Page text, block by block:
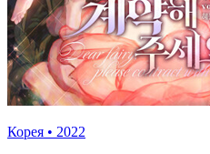
Корея • 2022